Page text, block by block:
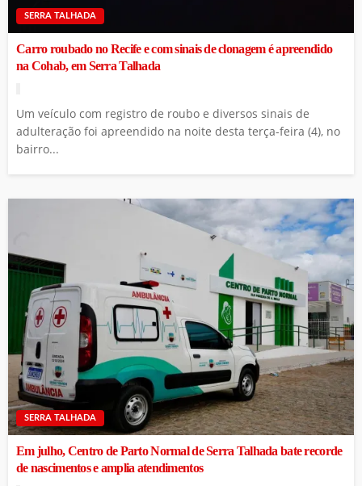
SERRA TALHADA
Carro roubado no Recife e com sinais de clonagem é apreendido
na Cohab, em Serra Talhada
Um veículo com registro de roubo e diversos sinais de
adulteração foi apreendido na noite desta terça-feira (4), no
bairro...
SERRA TALHADA
Em julho, Centro de Parto Normal de Serra Talhada bate recorde
de nascimentos e amplia atendimentos